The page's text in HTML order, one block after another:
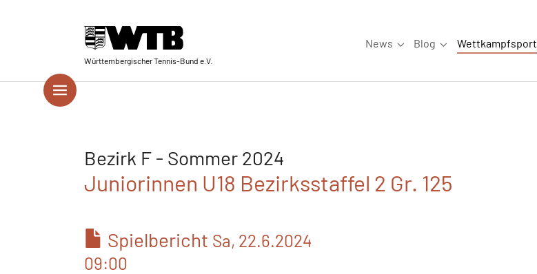
Württembergischer Tennis-Bund e.V.
News
Submenu for "News"
Blog
Submenu for "Blog"
Wettkampfsport
Bezirk F - Sommer 2024
Juniorinnen U18 Bezirksstaffel 2 Gr. 125
Spielbericht Sa, 22.6.2024
09:00